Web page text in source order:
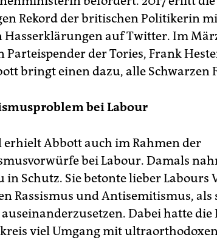
Rekord der britischen Politikerin
Hasserklärungen auf Twitter. Im
Parteispender der Tories, Frank
bringt einen dazu, alle Schwarzen
bei Labour
erhielt Abbott auch im Rahmen der
bei Labour. Damals
in Schutz. Sie betonte lieber Labours
Rassismus und Antisemitismus, als
Dabei hatte
viel Umgang mit